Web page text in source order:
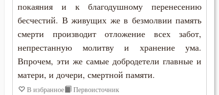
Гордость
Грех
Деньги
Феодор Эдесский
Феофан Затворник
Филофей Синайский
покаяния и к благодушному перенесению
бесчестий. В живущих же в безмолвии память
смерти производит отложение всех забот,
непрестанную молитву и хранение ума.
Впрочем, эти же самые добродетели главные и
матери, и дочери, смертной памяти.
В избранное Первоисточник